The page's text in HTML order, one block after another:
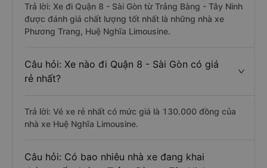
Trả lời: Xe đi Quận 8 - Sài Gòn từ Trảng Bàng - Tây Ninh
được đánh giá chất lượng tốt nhất là những nhà xe
Phương Trang, Huệ Nghĩa Limousine.
Câu hỏi: Xe nào đi Quận 8 - Sài Gòn có giá
rẻ nhất?
Trả lời: Vé xe rẻ nhất có mức giá là 130.000 đồng của
nhà xe Huệ Nghĩa Limousine.
Câu hỏi: Có bao nhiêu nhà xe đang khai